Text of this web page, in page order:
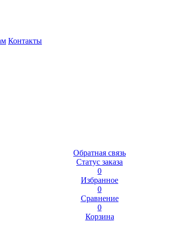
Контакты
Обратная связь
Статус заказа
0
Избранное
0
Сравнение
0
Корзина